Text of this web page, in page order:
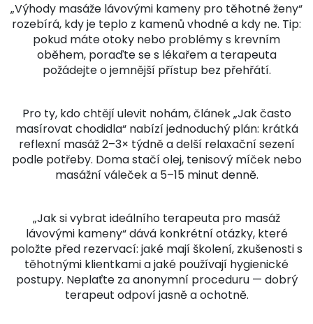
„Výhody masáže lávovými kameny pro těhotné ženy“
rozebírá, kdy je teplo z kamenů vhodné a kdy ne. Tip:
pokud máte otoky nebo problémy s krevním
oběhem, poraďte se s lékařem a terapeuta
požádejte o jemnější přístup bez přehřátí.
Pro ty, kdo chtějí ulevit nohám, článek „Jak často
masírovat chodidla“ nabízí jednoduchý plán: krátká
reflexní masáž 2–3× týdně a delší relaxační sezení
podle potřeby. Doma stačí olej, tenisový míček nebo
masážní váleček a 5–15 minut denně.
„Jak si vybrat ideálního terapeuta pro masáž
lávovými kameny“ dává konkrétní otázky, které
položte před rezervací: jaké mají školení, zkušenosti s
těhotnými klientkami a jaké používají hygienické
postupy. Neplaťte za anonymní proceduru — dobrý
terapeut odpoví jasně a ochotně.